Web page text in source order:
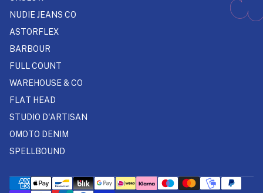
NUDIE JEANS CO
ASTORFLEX
BARBOUR
FULL COUNT
WAREHOUSE & CO
FLAT HEAD
STUDIO D'ARTISAN
OMOTO DENIM
SPELLBOUND